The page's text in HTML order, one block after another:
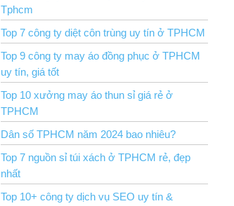
Tphcm
Top 7 công ty diệt côn trùng uy tín ở TPHCM
Top 9 công ty may áo đồng phục ở TPHCM
uy tín, giá tốt
Top 10 xưởng may áo thun sỉ giá rẻ ở
TPHCM
Dân số TPHCM năm 2024 bao nhiêu?
Top 7 nguồn sỉ túi xách ở TPHCM rẻ, đẹp
nhất
Top 10+ công ty dịch vụ SEO uy tín &